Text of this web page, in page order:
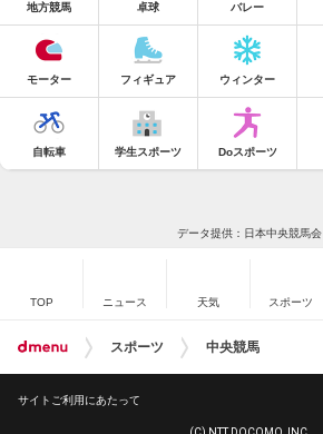
地方競馬 卓球 バレー
モーター フィギュア ウィンター
自転車 学生スポーツ Doスポーツ
データ提供：日本中央競馬会
TOP ニュース 天気 スポーツ
スポーツ 中央競馬
サイトご利用にあたって